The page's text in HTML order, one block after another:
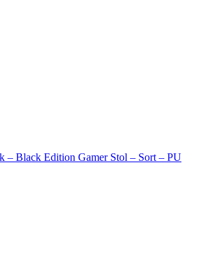
– Black Edition Gamer Stol – Sort – PU